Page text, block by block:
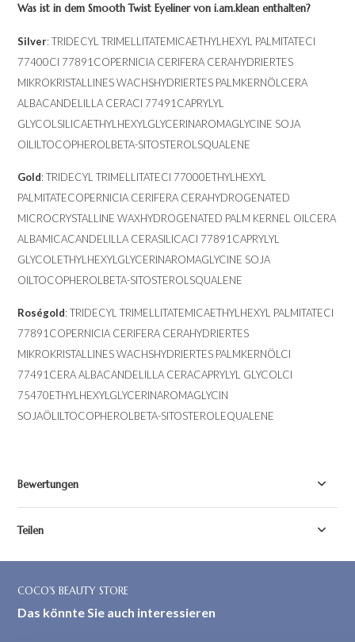
Was ist in dem Smooth Twist Eyeliner von i.am.klean enthalten?
Silver: TRIDECYL TRIMELLITATEMICAETHYLHEXYL PALMITATECI
77400CI 77891COPERNICIA CERIFERA CERAHYDRIERTES
MIKROKRISTALLINES WACHSHYDRIERTES PALMKERNÖLCERA
ALBACANDELILLA CERACI 77491CAPRYLYL
GLYCOLSILICAETHYLHEXYLGLYCERINAROMAGLYCINE SOJA
OILILTOCOPHEROLBETA-SITOSTEROLSQUALENE
Gold: TRIDECYL TRIMELLITATECI 77000ETHYLHEXYL
PALMITATECOPERNICIA CERIFERA CERAHYDROGENATED
MICROCRYSTALLINE WAXHYDROGENATED PALM KERNEL OILCERA
ALBAMICACANDELILLA CERASILICACI 77891CAPRYLYL
GLYCOLETHYLHEXYLGLYCERINAROMAGLYCINE SOJA
OILTOCOPHEROLBETA-SITOSTEROLSQUALENE
Roségold: TRIDECYL TRIMELLITATEMICAETHYLHEXYL PALMITATECI
77891COPERNICIA CERIFERA CERAHYDRIERTES
MIKROKRISTALLINES WACHSHYDRIERTES PALMKERNÖLCI
77491CERA ALBACANDELILLA CERACAPRYLYL GLYCOLCI
75470ETHYLHEXYLGLYCERINAROMAGLYCIN
SOJAÖLILTOCOPHEROLBETA-SITOSTEROLEQUALENE
Bewertungen
Teilen
COCO'S BEAUTY STORE
Das könnte Sie auch interessieren